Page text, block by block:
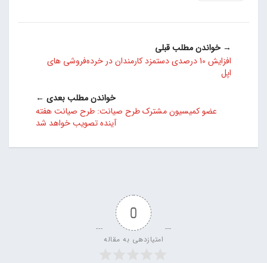
→ خواندن مطلب قبلی
افزایش 10 درصدی دستمزد کارمندان در خرد‌ه‌فروشی‌ های
اپل
خواندن مطلب بعدی ←
عضو کمیسیون مشترک طرح صیانت: طرح صیانت هفته
آینده تصویب خواهد شد
0
امتیازدهی به مقاله